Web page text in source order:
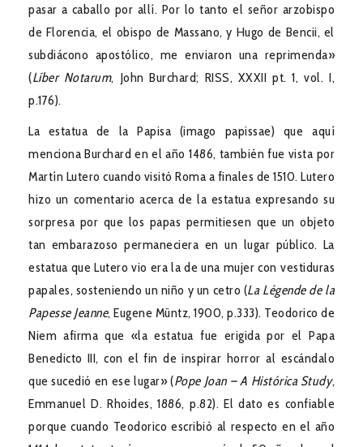
pasar a caballo por allí. Por lo tanto el señor arzobispo
de Florencia, el obispo de Massano, y Hugo de Bencii, el
subdiácono apostólico, me enviaron una reprimenda»
(Líber Notarum, John Burchard; RISS, XXXII pt. 1, vol. I,
p.176).
La estatua de la Papisa (imago papissae) que aquí
menciona Burchard en el año 1486, también fue vista por
Martín Lutero cuando visitó Roma a finales de 1510. Lutero
hizo un comentario acerca de la estatua expresando su
sorpresa por que los papas permitiesen que un objeto
tan embarazoso permaneciera en un lugar público. La
estatua que Lutero vio era la de una mujer con vestiduras
papales, sosteniendo un niño y un cetro (La Légende de la
Papesse Jeanne, Eugene Müntz, 1900, p.333). Teodorico de
Niem afirma que «la estatua fue erigida por el Papa
Benedicto III, con el fin de inspirar horror al escándalo
que sucedió en ese lugar» (Pope Joan – A Histórica Study,
Emmanuel D. Rhoides, 1886, p.82). El dato es confiable
porque cuando Teodorico escribió al respecto en el año